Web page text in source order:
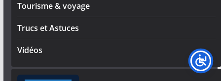
Tourisme & voyage
Trucs et Astuces
Vidéos